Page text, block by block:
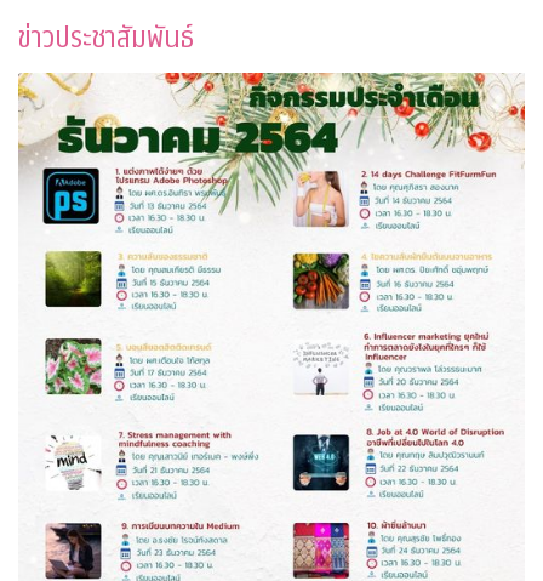
ข่าวประชาสัมพันธ์